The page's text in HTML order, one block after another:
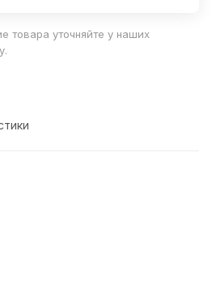
товара уточняйте у наших